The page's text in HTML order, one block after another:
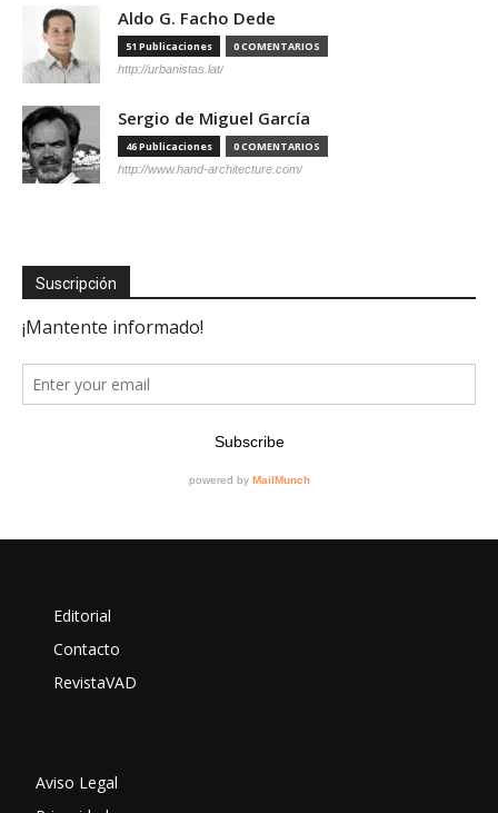
Aldo G. Facho Dede
51 Publicaciones 0 COMENTARIOS
http://urbanistas.lat/
Sergio de Miguel García
46 Publicaciones 0 COMENTARIOS
http://www.hand-architecture.com/
Suscripción
Editorial
Contacto
RevistaVAD
Aviso Legal